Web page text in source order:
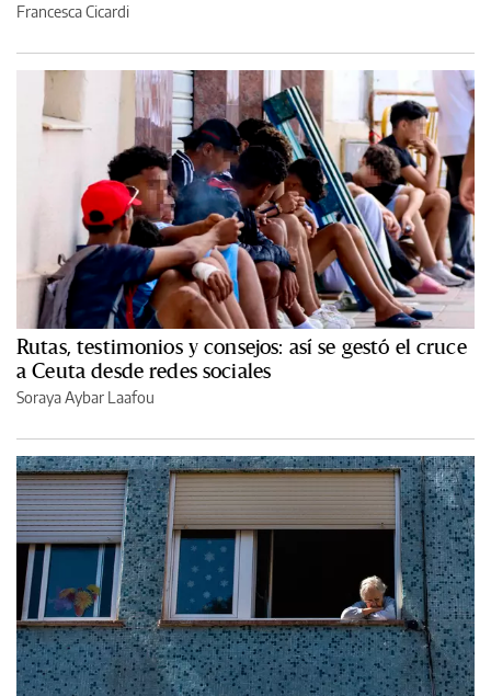
Francesca Cicardi
Rutas, testimonios y consejos: así se gestó el cruce
a Ceuta desde redes sociales
Soraya Aybar Laafou